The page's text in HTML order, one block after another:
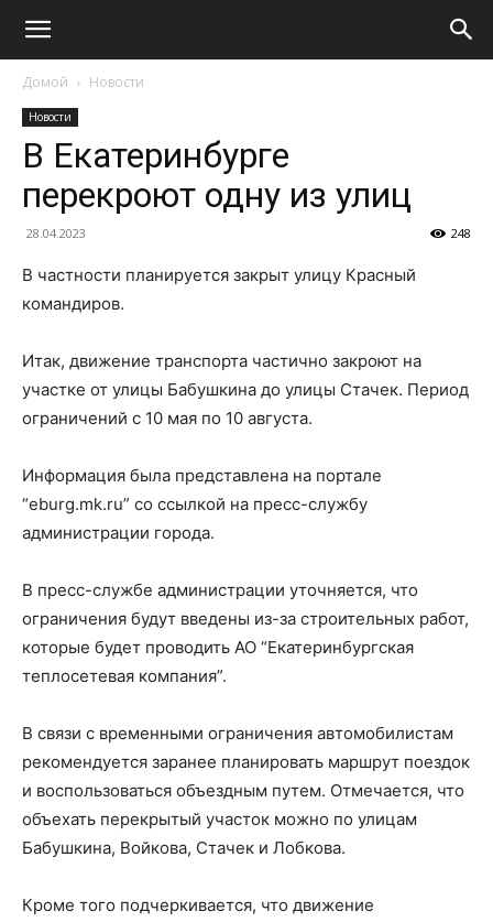
Домой Новости
Новости
В Екатеринбурге
перекроют одну из улиц
28.04.2023 248
В частности планируется закрыт улицу Красный
командиров.
Итак, движение транспорта частично закроют на
участке от улицы Бабушкина до улицы Стачек. Период
ограничений с 10 мая по 10 августа.
Информация была представлена на портале
“eburg.mk.ru” со ссылкой на пресс-службу
администрации города.
В пресс-службе администрации уточняется, что
ограничения будут введены из-за строительных работ,
которые будет проводить АО “Екатеринбургская
теплосетевая компания”.
В связи с временными ограничения автомобилистам
рекомендуется заранее планировать маршрут поездок
и воспользоваться объездным путем. Отмечается, что
объехать перекрытый участок можно по улицам
Бабушкина, Войкова, Стачек и Лобкова.
Кроме того подчеркивается, что движение